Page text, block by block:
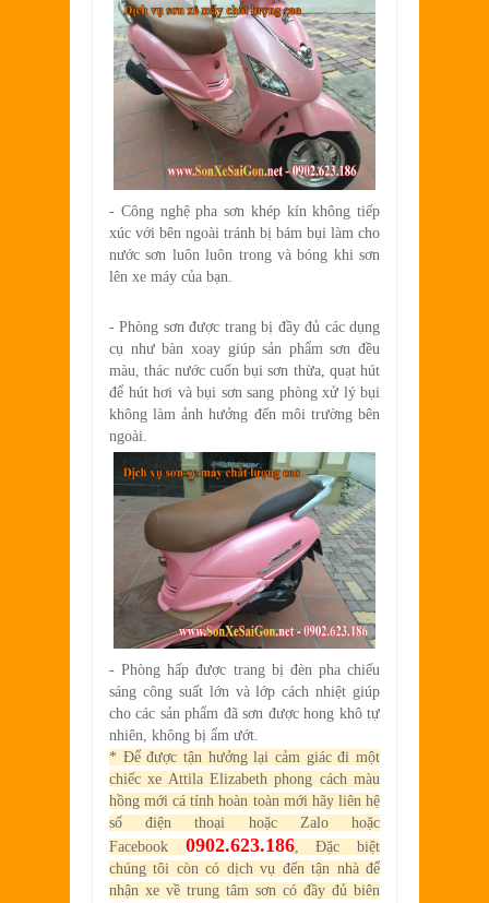
- Công nghệ pha sơn khép kín không tiếp
xúc với bên ngoài tránh bị bám bụi làm cho
nước sơn luôn luôn trong và bóng khi sơn
lên xe máy của bạn.
- Phòng sơn được trang bị đầy đủ các dụng
cụ như bàn xoay giúp sản phẩm sơn đều
màu, thác nước cuốn bụi sơn thừa, quạt hút
để hút hơi và bụi sơn sang phòng xử lý bụi
không làm ảnh hưởng đến môi trường bên
ngoài.
- Phòng hấp được trang bị đèn pha chiếu
sáng công suất lớn và lớp cách nhiệt giúp
cho các sản phẩm đã sơn được hong khô tự
nhiên, không bị ẩm ướt.
* Để được tận hưởng lại cảm giác đi một
chiếc xe Attila Elizabeth phong cách màu
hồng mới cá tính hoàn toàn mới hãy liên hệ
số điện thoại hoặc Zalo hoặc
Facebook 0902.623.186, Đặc biệt
chúng tôi còn có dịch vụ đến tận nhà để
nhận xe về trung tâm sơn có đầy đủ biên